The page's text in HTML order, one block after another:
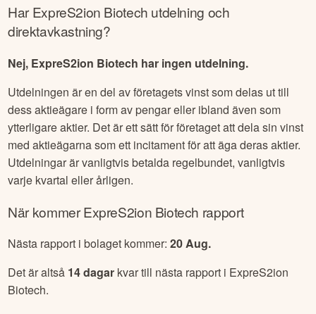
HarExpreS2ion Biotech utdelning och
direktavkastning?
Nej, ExpreS2ion Biotech har ingen utdelning.
Utdelningen är en del av företagets vinst som delas ut till
dess aktieägare i form av pengar eller ibland även som
ytterligare aktier. Det är ett sätt för företaget att dela sin vinst
med aktieägarna som ett incitament för att äga deras aktier.
Utdelningar är vanligtvis betalda regelbundet, vanligtvis
varje kvartal eller årligen.
När kommerExpreS2ion Biotech rapport
Nästa rapport i bolaget kommer:20 Aug.
Det är altså 14dagar kvar till nästa rapport i ExpreS2ion
Biotech.